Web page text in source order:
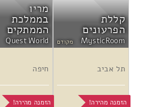
קללת
הפרעונים
MysticRoom מקודם
תל אביב
הזמנה מהירה!
מריו
בממלכת
הממתקים
Quest World
חיפה
הזמנה מהירה!